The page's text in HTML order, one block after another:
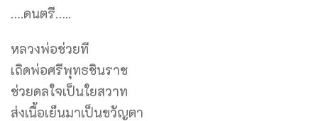
….ดนตรี…..
หลวงพ่อช่วยที
เถิดพ่อศรีพุทธชินราช
ช่วยดลใจเป็นใยสวาท
ส่งเนื้อเย็นมาเป็นขวัญตา